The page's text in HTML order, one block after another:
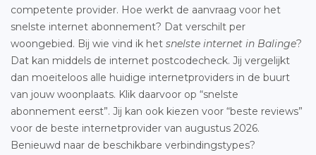
competente provider. Hoe werkt de aanvraag voor het
snelste internet abonnement? Dat verschilt per
woongebied. Bij wie vind ik het snelste internet in Balinge?
Dat kan middels de internet postcodecheck. Jij vergelijkt
dan moeiteloos alle huidige internetproviders in de buurt
van jouw woonplaats. Klik daarvoor op “snelste
abonnement eerst”. Jij kan ook kiezen voor “beste reviews”
voor de beste internetprovider van augustus 2026.
Benieuwd naar de beschikbare verbindingstypes?